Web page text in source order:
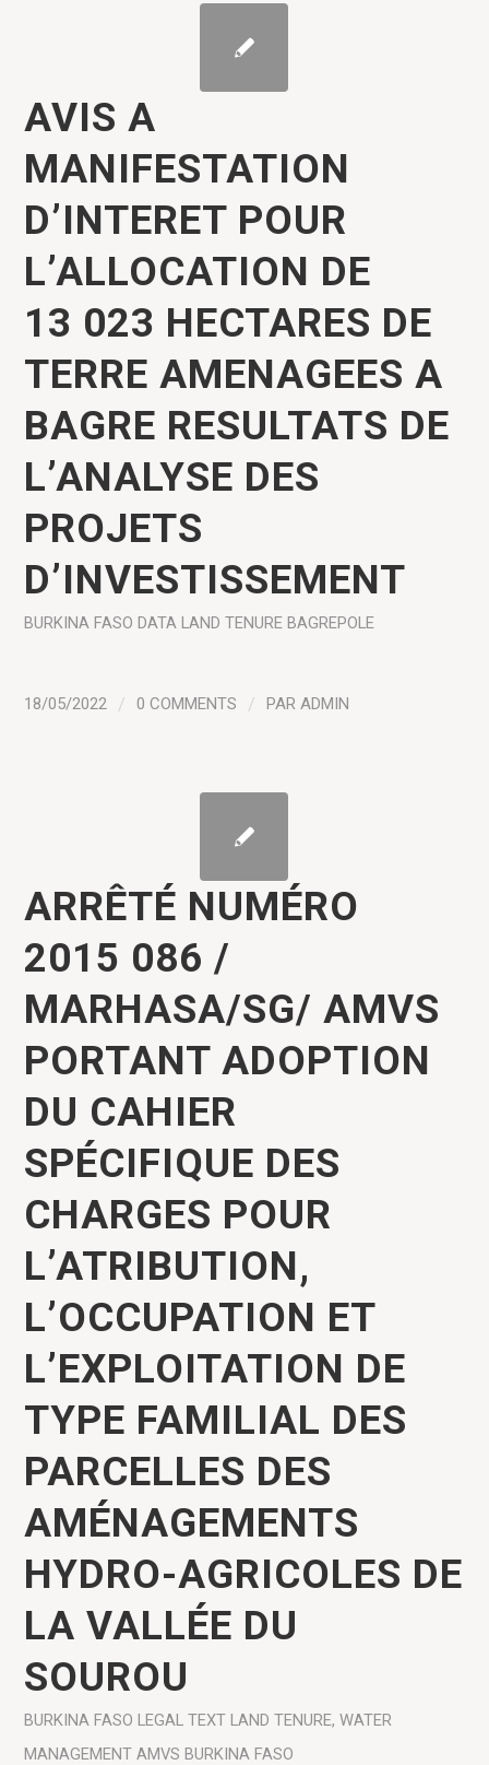
AVIS A
MANIFESTATION
D’INTERET POUR
L’ALLOCATION DE
13 023 HECTARES DE
TERRE AMENAGEES A
BAGRE RESULTATS DE
L’ANALYSE DES
PROJETS
D’INVESTISSEMENT
BURKINA FASO DATA LAND TENURE BAGREPOLE
18/05/2022 / 0 COMMENTS / PARADMIN
ARRÊTÉ NUMÉRO
2015 086 /
MARHASA/SG/ AMVS
PORTANT ADOPTION
DU CAHIER
SPÉCIFIQUE DES
CHARGES POUR
L’ATRIBUTION,
L’OCCUPATION ET
L’EXPLOITATION DE
TYPE FAMILIAL DES
PARCELLES DES
AMÉNAGEMENTS
HYDRO-AGRICOLES DE
LA VALLÉE DU
SOUROU
BURKINA FASO LEGAL TEXT LAND TENURE,WATER
MANAGEMENT AMVS BURKINA FASO